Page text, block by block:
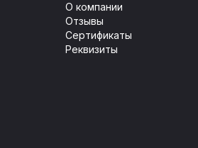
О компании
Отзывы
Сертификаты
Реквизиты